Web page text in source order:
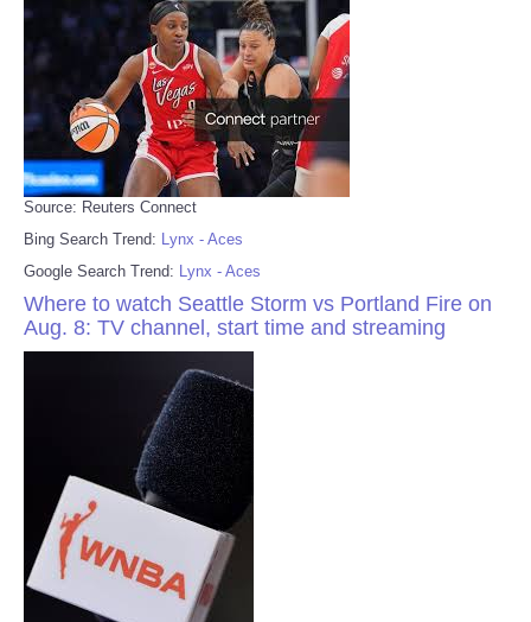
Source: Reuters Connect
Bing Search Trend: Lynx - Aces
Google Search Trend: Lynx - Aces
Where to watch Seattle Storm vs Portland Fire on
Aug. 8: TV channel, start time and streaming